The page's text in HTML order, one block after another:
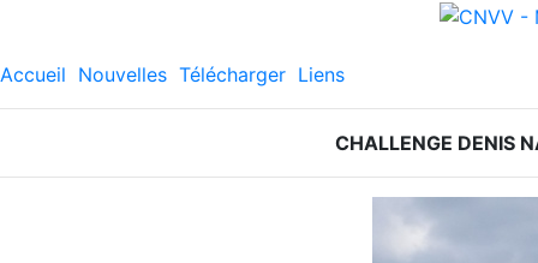
Accueil Nouvelles Télécharger Liens
CHALLENGE DENIS